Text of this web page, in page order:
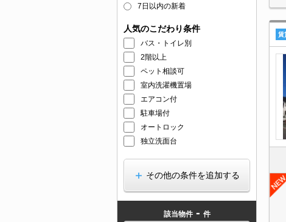
7日以内の新着
人気のこだわり条件
バス・トイレ別
2階以上
ペット相談可
室内洗濯機置場
エアコン付
駐車場付
オートロック
独立洗面台
その他の条件を追加する
該当物件 - 件
賃